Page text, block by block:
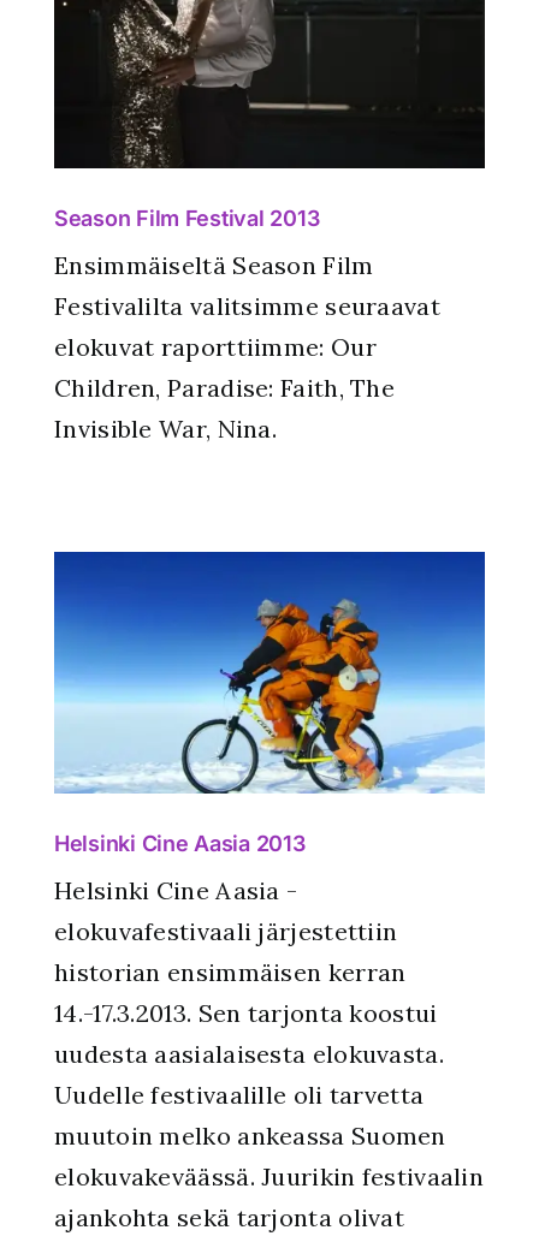
Season Film Festival 2013
Ensimmäiseltä Season Film
Festivalilta valitsimme seuraavat
elokuvat raporttiimme: Our
Children, Paradise: Faith, The
Invisible War, Nina.
Helsinki Cine Aasia 2013
Helsinki Cine Aasia -
elokuvafestivaali järjestettiin
historian ensimmäisen kerran
14.-17.3.2013. Sen tarjonta koostui
uudesta aasialaisesta elokuvasta.
Uudelle festivaalille oli tarvetta
muutoin melko ankeassa Suomen
elokuvakeväässä. Juurikin festivaalin
ajankohta sekä tarjonta olivat